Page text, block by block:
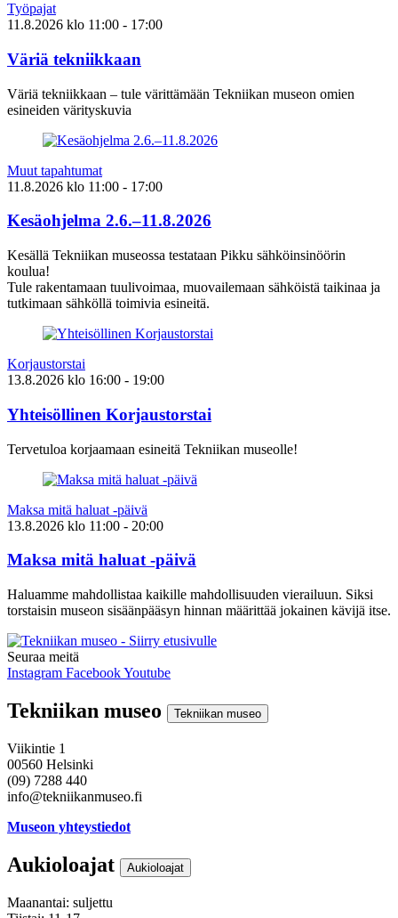
Työpajat
11.8.2026 klo 11:00 - 17:00
Väriä tekniikkaan
Väriä tekniikkaan – tule värittämään Tekniikan museon omien
esineiden värityskuvia
Muut tapahtumat
11.8.2026 klo 11:00 - 17:00
Kesäohjelma 2.6.–11.8.2026
Kesällä Tekniikan museossa testataan Pikku sähköinsinöörin
koulua!
Tule rakentamaan tuulivoimaa, muovailemaan sähköistä taikinaa ja
tutkimaan sähköllä toimivia esineitä.
Korjaustorstai
13.8.2026 klo 16:00 - 19:00
Yhteisöllinen Korjaustorstai
Tervetuloa korjaamaan esineitä Tekniikan museolle!
Maksa mitä haluat -päivä
13.8.2026 klo 11:00 - 20:00
Maksa mitä haluat -päivä
Haluamme mahdollistaa kaikille mahdollisuuden vierailuun. Siksi
torstaisin museon sisäänpääsyn hinnan määrittää jokainen kävijä itse.
Seuraa meitä
Instagram FacebookYoutube
Tekniikan museo Tekniikan museo
Viikintie 1
00560 Helsinki
(09) 7288 440
info@tekniikanmuseo.fi
Museon yhteystiedot
Aukioloajat Aukioloajat
Maanantai: suljettu